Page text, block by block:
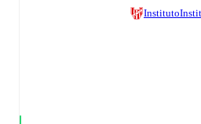
Instituto